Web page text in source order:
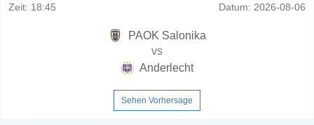
Zeit: 18:45 Datum: 2026-08-06
PAOK Salonika
vs
Anderlecht
Sehen Vorhersage